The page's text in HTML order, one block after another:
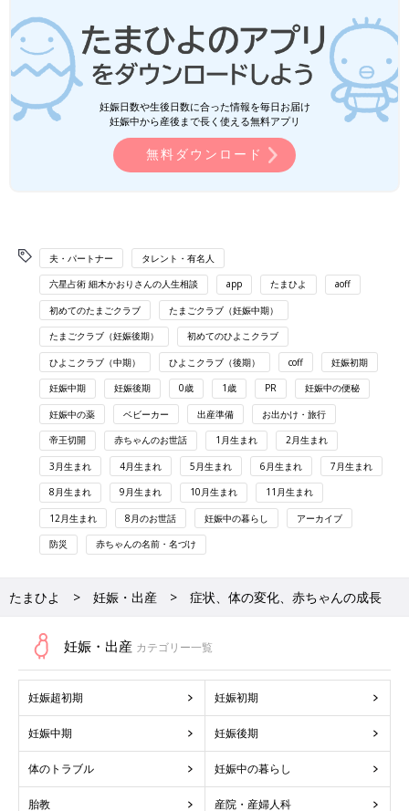
妊娠日数や生後日数に合った情報を毎日お届け
妊娠中から産後まで長く使える無料アプリ
無料ダウンロード
夫・パートナー タレント・有名人
六星占術 細木かおりさんの人生相談 app たまひよ aoff
初めてのたまごクラブ たまごクラブ（妊娠中期）
たまごクラブ（妊娠後期） 初めてのひよこクラブ
ひよこクラブ（中期） ひよこクラブ（後期） coff 妊娠初期
妊娠中期 妊娠後期 0歳 1歳 PR 妊娠中の便秘
妊娠中の薬 ベビーカー 出産準備 お出かけ・旅行
帝王切開 赤ちゃんのお世話 1月生まれ 2月生まれ
3月生まれ 4月生まれ 5月生まれ 6月生まれ 7月生まれ
8月生まれ 9月生まれ 10月生まれ 11月生まれ
12月生まれ 8月のお世話 妊娠中の暮らし アーカイブ
防災 赤ちゃんの名前・名づけ
たまひよ 妊娠・出産 症状、体の変化、赤ちゃんの成長
妊娠・出産 カテゴリー一覧
妊娠超初期 妊娠初期
妊娠中期 妊娠後期
体のトラブル 妊娠中の暮らし
胎教 産院・産婦人科